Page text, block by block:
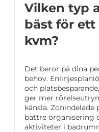
Vilken typ
bäst för ett
kvm?
Det beror på dina
behov.
och
ger mer
känsla.
bättre organisering
aktiviteter i